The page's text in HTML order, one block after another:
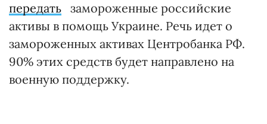
передать замороженные российские
активы в помощь Украине. Речь идет о
замороженных активах Центробанка РФ.
90% этих средств будет направлено на
военную поддержку.